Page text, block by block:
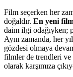
Film seçerken her
doğaldır. En yeni
daim ilgi odağıyken;
Aynı zamanda, her
gözdesi olmaya
filmler de trendleri ve
olarak karşımıza